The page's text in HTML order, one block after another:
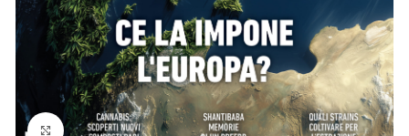
Clicca per ingrandire